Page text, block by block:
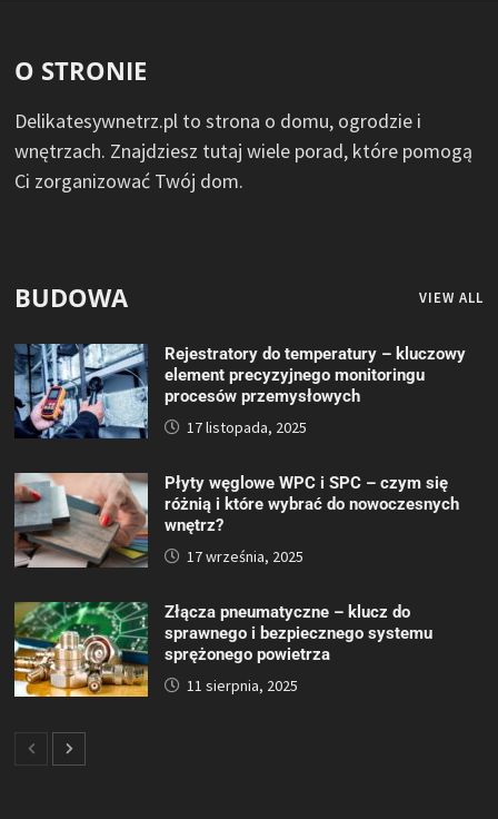
O STRONIE
Delikatesywnetrz.pl to strona o domu, ogrodzie i
wnętrzach. Znajdziesz tutaj wiele porad, które pomogą
Ci zorganizować Twój dom.
BUDOWA VIEW ALL
Rejestratory do temperatury – kluczowy
element precyzyjnego monitoringu
procesów przemysłowych
17 listopada, 2025
Płyty węglowe WPC i SPC – czym się
różnią i które wybrać do nowoczesnych
wnętrz?
17 września, 2025
Złącza pneumatyczne – klucz do
sprawnego i bezpiecznego systemu
sprężonego powietrza
11 sierpnia, 2025